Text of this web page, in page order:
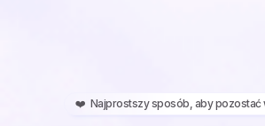
❤️ Najprostszy sposób, aby pozostać